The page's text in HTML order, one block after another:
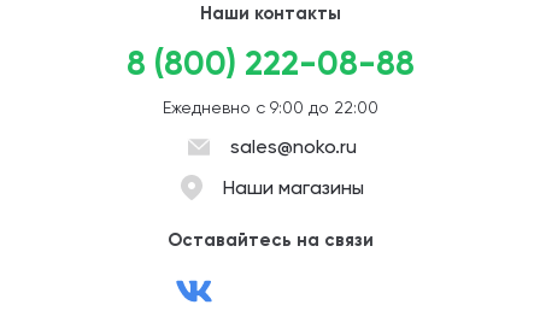
Наши контакты
8 (800) 222-08-88
Ежедневно с 9:00 до 22:00
sales@noko.ru
Наши магазины
Оставайтесь на связи